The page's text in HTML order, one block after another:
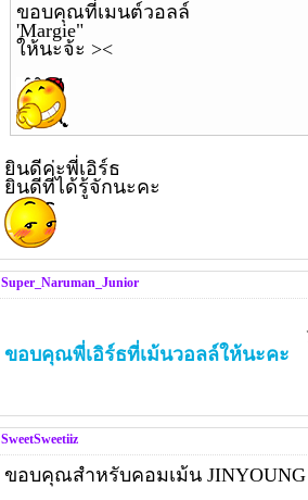
ขอบคุณที่เมนต์วอลล์
'Margie"
ให้นะจ้ะ ><
ยินดีค่ะพี่เอิร์ธ
ยินดีที่ได้รู้จักนะคะ
Super_Naruman_Junior
ขอบคุณพี่เอิร์ธที่เม้นวอลล์ให้นะคะ
SweetSweetiiz
ขอบคุณสำหรับคอมเม้น JINYOUNG